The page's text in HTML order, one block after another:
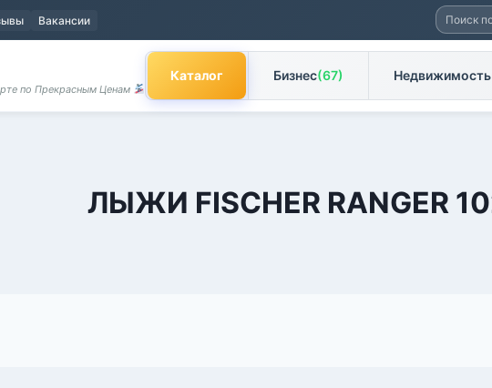
Вакансии Искать:
по Прекрасным Ценам
Каталог Бизнес(67) Недвижимость
ЛЫЖИ FISCHER RANGER